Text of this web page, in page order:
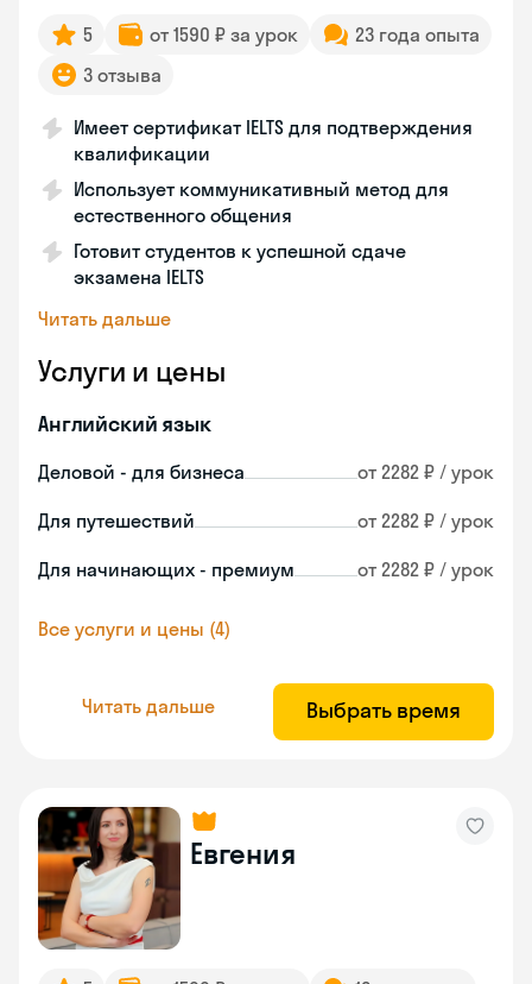
5 от 1590 ₽ за урок
23 года опыта
3 отзыва
Имеет сертификат IELTS для подтверждения
квалификации
Использует коммуникативный метод для
естественного общения
Готовит студентов к успешной сдаче
экзамена IELTS
Читать дальше
Услуги и цены
Английский язык
Деловой - для бизнеса от 2282 ₽ / урок
Для путешествий от 2282 ₽ / урок
Для начинающих - премиум от 2282 ₽ / урок
Все услуги и цены (4)
Читать дальше Выбрать время
Евгения